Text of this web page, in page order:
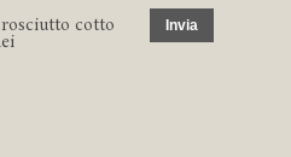
cotto Invia